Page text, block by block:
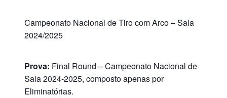
Campeonato Nacional de Tiro com Arco – Sala
2024/2025
Prova: Final Round – Campeonato Nacional de
Sala 2024-2025, composto apenas por
Eliminatórias.